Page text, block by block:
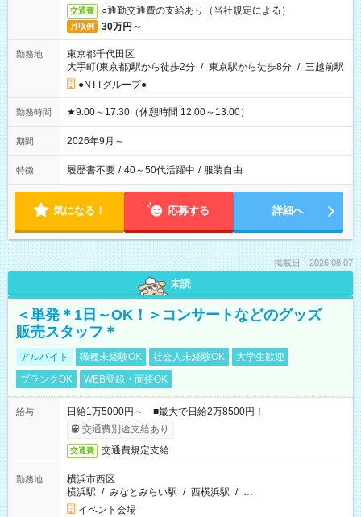
交通費 ○通勤交通費の支給あり（当社規定による）
月収例 30万円～
勤務地
東京都千代田区
大手町(東京都)駅から徒歩2分 / 東京駅から徒歩8分 / 三越前駅
●NTTグループ●
勤務時間 ★9:00～17:30（休憩時間 12:00～13:00）
期間 2026年9月～
特徴 履歴書不要 / 40～50代活躍中 / 服装自由
気になる！ 応募する 詳細へ
掲載日：2026.08.07
未読
＜単発＊1日～OK！＞コンサートなどのグッズ
販売スタッフ＊
アルバイト 職種未経験OK 社会人未経験OK
大学生歓迎
ブランクOK
WEB登録・面接OK
給与
日給1万5000円～ ■最大で日給2万8500円！
交通費別途支給あり
交通費 交通費規定支給
勤務地
横浜市西区
横浜駅 / みなとみらい駅 / 西横浜駅 / …
イベント会場